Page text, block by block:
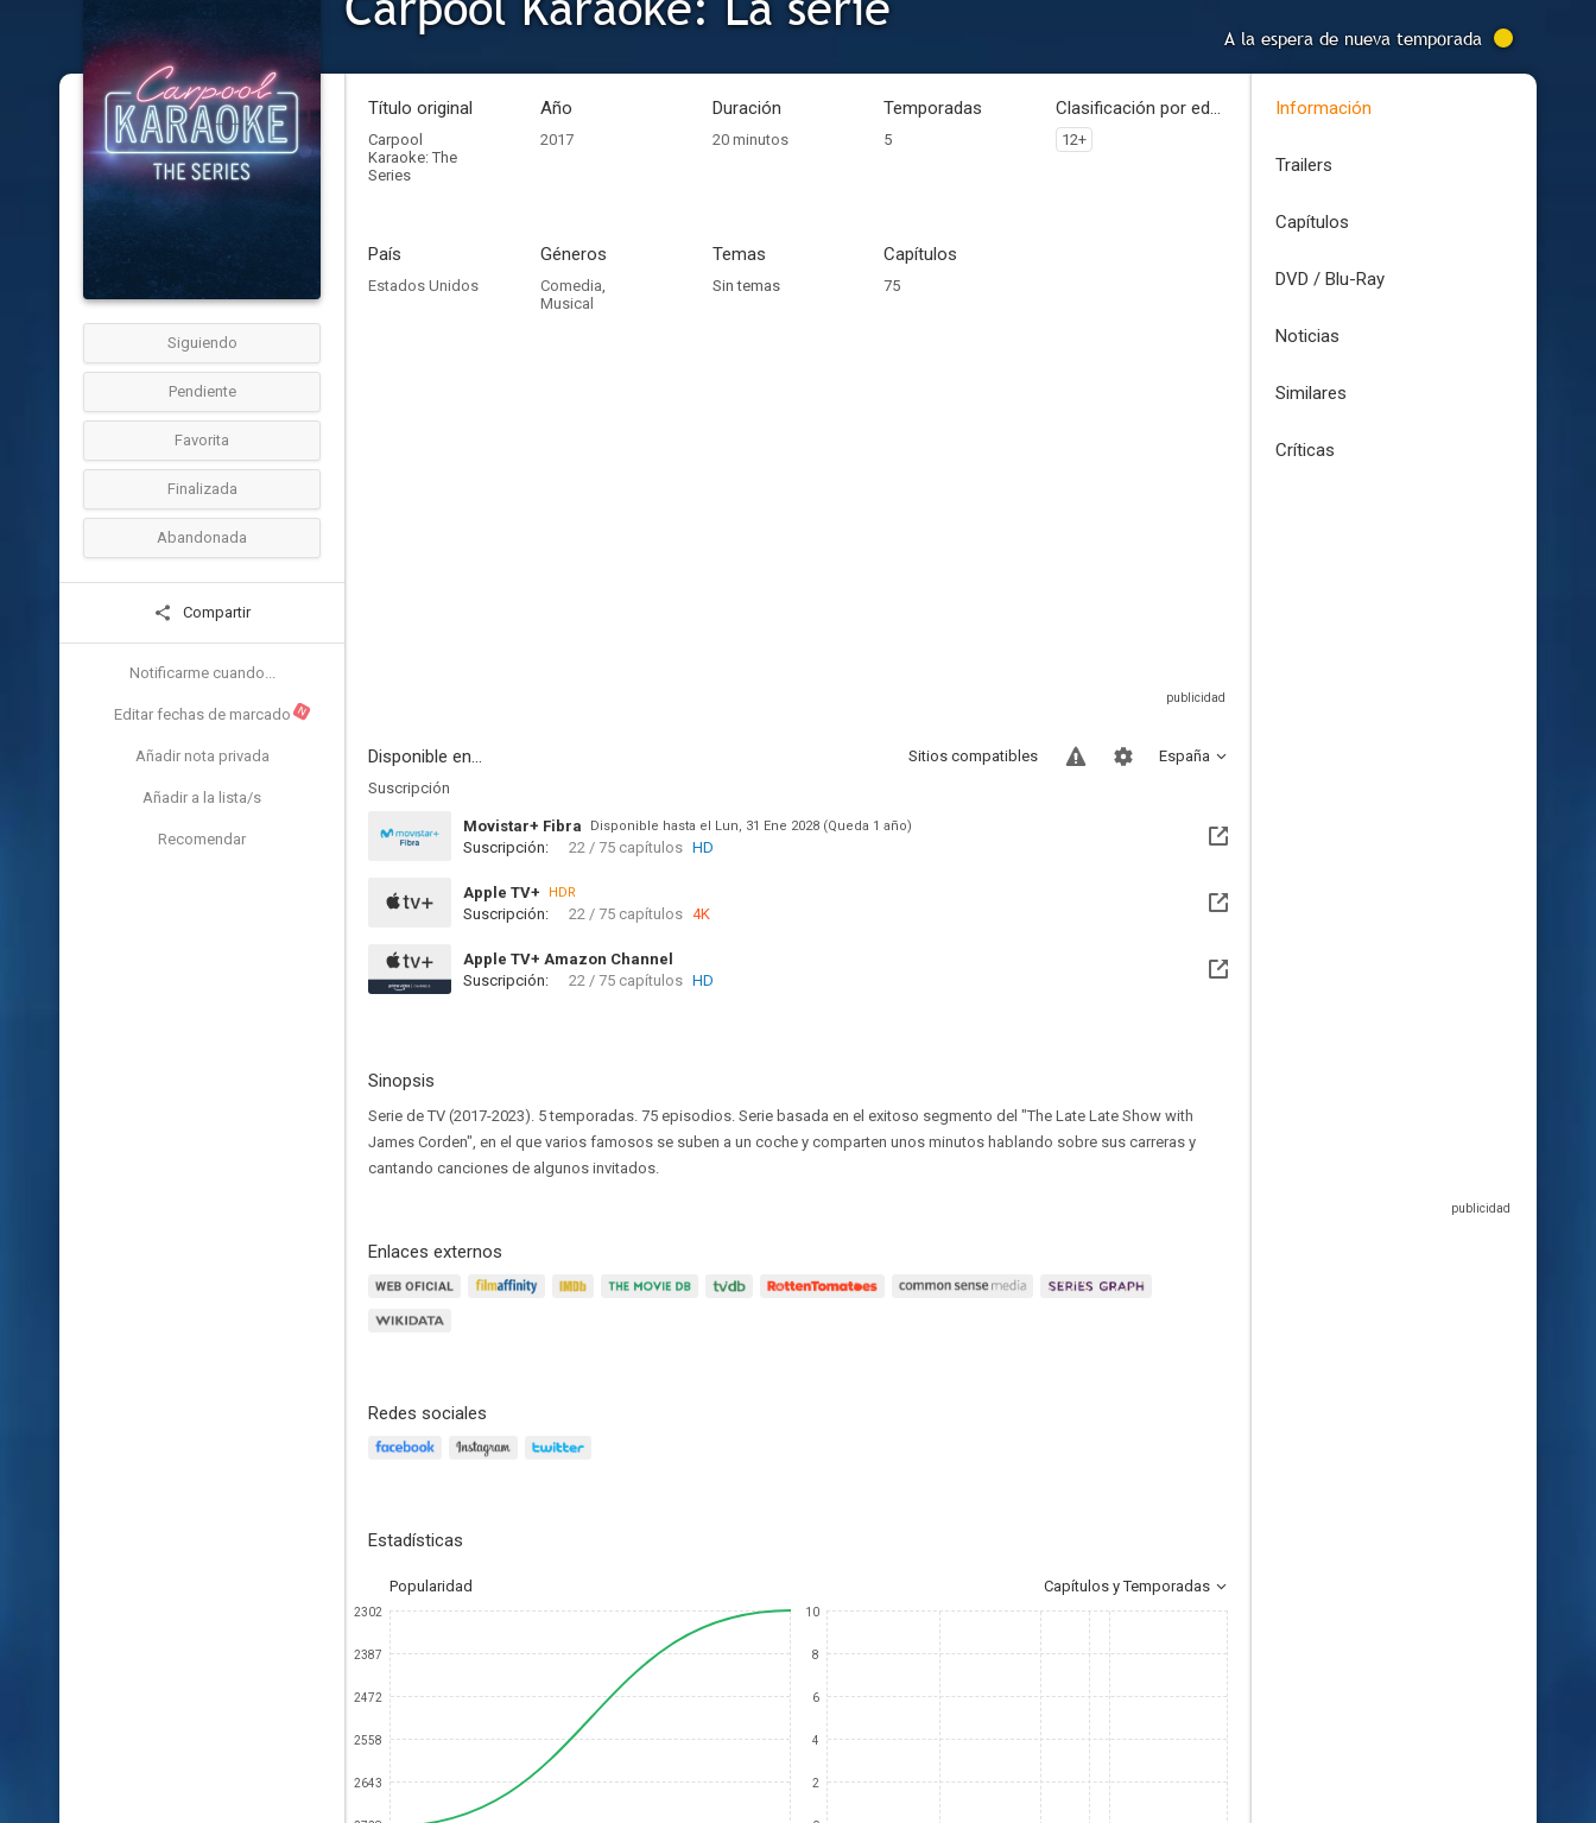
A la espera de nueva temporada
Siguiendo
Pendiente
Favorita
Finalizada
Abandonada
Compartir
Notificarme cuando...
Editar fechas de marcado N
Añadir nota privada
Añadir a la lista/s
Recomendar
Título original
Carpool
Karaoke: The
Series
Año
2017
Duración
20 minutos
Temporadas
5
Clasificación por edades
12+
País
Estados Unidos
Géneros
Comedia,
Musical
Temas
Sin temas
Capítulos
75
Disponible en... España
Sitios compatibles
Suscripción
Movistar+ Fibra Disponible hasta el Lun, 31 Ene 2028 (Queda 1 año)
Suscripción: 22 / 75 capítulos HD
Apple TV+ HDR
Suscripción: 22 / 75 capítulos 4K
Apple TV+ Amazon Channel
Suscripción:
22 / 75 capítulos HD
Sinopsis
Serie de TV (2017-2023). 5 temporadas. 75 episodios. Serie basada en el exitoso segmento del "The Late Late Show with
James Corden", en el que varios famosos se suben a un coche y comparten unos minutos hablando sobre sus carreras y
cantando canciones de algunos invitados.
Enlaces externos
Redes sociales
Estadísticas
Popularidad Capítulos y Temporadas
2302
2387
2472
2558
2643
10
8
6
4
2
Información
Trailers
Capítulos
DVD / Blu-Ray
Noticias
Similares
Críticas